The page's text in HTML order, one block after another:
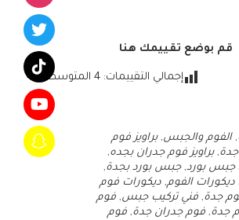
قم بوضع تقييمك هنا
إجمالي التقييمات: 4 المتوسط: 4.3
,الفوم والجبس,براويز فوم
جدة,براويز فوم جدران بجده,
,جبس بورد,جبس بورد بجدة,
, ديكورات الفوم, ديكورات فوم
جدة, فني تركيب جبس, فوم
جدة, فوم جدران جدة, فوم